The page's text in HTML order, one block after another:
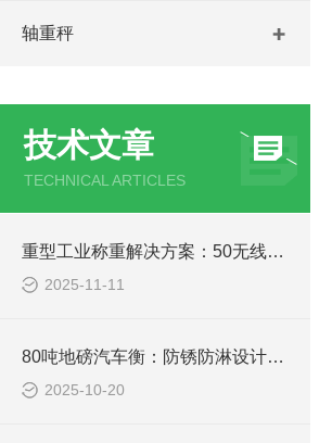
轴重秤
技术文章
TECHNICAL ARTICLES
重型工业称重解决方案：50无线耐高温吊钩秤在冶金、铸造行业的关键应用分析
2025-11-11
80吨地磅汽车衡：防锈防淋设计，南方雨季、北方寒冬都能用
2025-10-20